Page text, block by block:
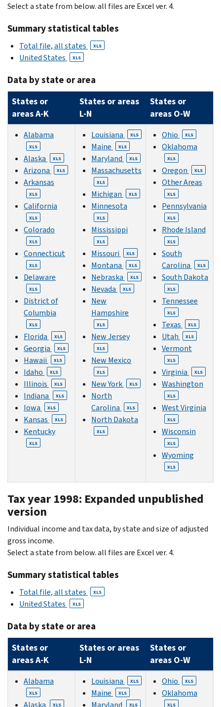
Select a state from below. all files are Excel ver. 4.
Summary statistical tables
Total file, all states XLS
United States XLS
Data by state or area
States or
areas A-K
States or areas
L-N
States or
areas O-W
Alabama
XLS
Alaska XLS
Arizona XLS
Arkansas
XLS
California
XLS
Colorado
XLS
Connecticut
XLS
Delaware
XLS
District of
Columbia
XLS
Florida XLS
Georgia XLS
Hawaii XLS
Idaho XLS
Illinois XLS
Indiana XLS
Iowa XLS
Kansas XLS
Kentucky
XLS
Louisiana XLS
Maine XLS
Maryland XLS
Massachusetts
XLS
Michigan XLS
Minnesota
XLS
Mississippi
XLS
Missouri XLS
Montana XLS
Nebraska XLS
Nevada XLS
New
Hampshire
XLS
New Jersey
XLS
New Mexico
XLS
New York XLS
North
Carolina
XLS
North Dakota
XLS
Ohio XLS
Oklahoma
XLS
Oregon XLS
Other Areas
XLS
Pennsylvania
XLS
Rhode Island
XLS
South
Carolina
XLS
South Dakota
XLS
Tennessee
XLS
Texas XLS
Utah XLS
Vermont
XLS
Virginia XLS
Washington
XLS
West Virginia
XLS
Wisconsin
XLS
Wyoming
XLS
Tax year 1998: Expanded unpublished
version
Individual income and tax data, by state and size of adjusted
gross income.
Select a state from below. all files are Excel ver. 4.
Summary statistical tables
Total file, all states XLS
United States XLS
Data by state or area
States or
areas A-K
States or areas
L-N
States or
areas O-W
Alabama
XLS
Alaska XLS
Louisiana XLS
Maine XLS
Maryland XLS
Ohio XLS
Oklahoma
XLS